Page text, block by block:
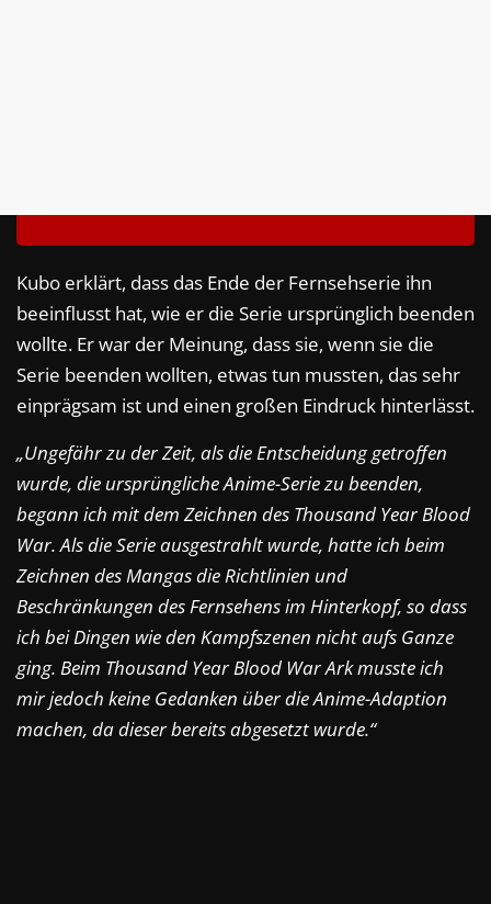
Kubo erklärt, dass das Ende der Fernsehserie ihn
beeinflusst hat, wie er die Serie ursprünglich beenden
wollte. Er war der Meinung, dass sie, wenn sie die
Serie beenden wollten, etwas tun mussten, das sehr
einprägsam ist und einen großen Eindruck hinterlässt.
„Ungefähr zu der Zeit, als die Entscheidung getroffen
wurde, die ursprüngliche Anime-Serie zu beenden,
begann ich mit dem Zeichnen des Thousand Year Blood
War. Als die Serie ausgestrahlt wurde, hatte ich beim
Zeichnen des Mangas die Richtlinien und
Beschränkungen des Fernsehens im Hinterkopf, so dass
ich bei Dingen wie den Kampfszenen nicht aufs Ganze
ging. Beim Thousand Year Blood War Ark musste ich
mir jedoch keine Gedanken über die Anime-Adaption
machen, da dieser bereits abgesetzt wurde.“